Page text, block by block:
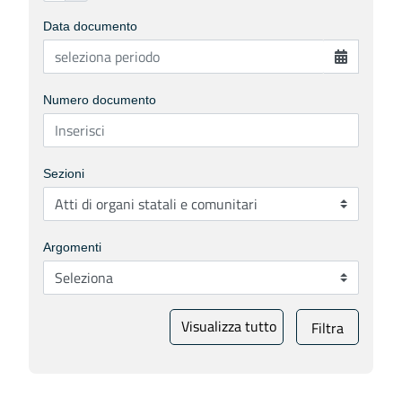
Data documento
Numero documento
Sezioni
Argomenti
Visualizza tutto Filtra